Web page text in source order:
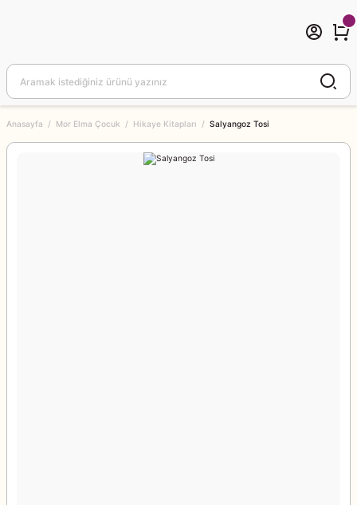
Anasayfa Mor Elma Çocuk Hikaye Kitapları Salyangoz Tosi